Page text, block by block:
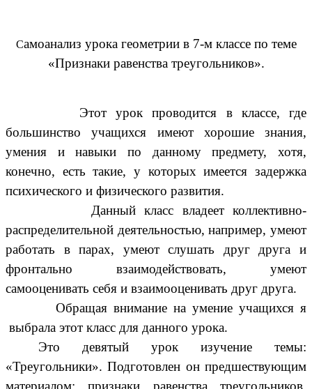
Самоанализ урока геометрии в 7-м классе по теме
«Признаки равенства треугольников».
Этот урок проводится в классе, где
большинство учащихся имеют хорошие знания,
умения и навыки по данному предмету, хотя,
конечно, есть такие, у которых имеется задержка
психического и физического развития.
Данный класс владеет коллективно-
распределительной деятельностью, например, умеют
работать в парах, умеют слушать друг друга и
фронтально взаимодействовать, умеют
самооценивать себя и взаимооценивать друг друга.
Обращая внимание на умение учащихся я
выбрала этот класс для данного урока.
Это девятый урок изучение темы:
«Треугольники». Подготовлен он предшествующим
материалом: признаки равенства треугольников,